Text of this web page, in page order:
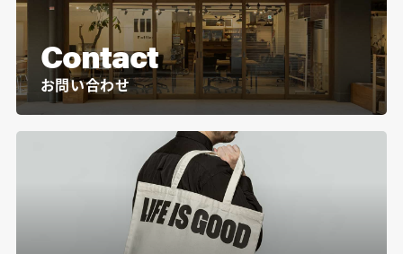
Contact
お問い合わせ